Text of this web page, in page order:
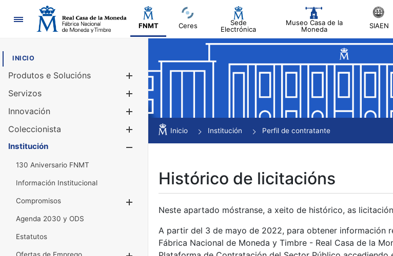
Navegación
FNMT Ceres
Sede
Electrónica
Museo Casa de la
Moneda
SIAEN
INICIO
Produtos e Solucións
Mostrar/Ocultar
Servizos
Innovación
Coleccionista
Mostrar/Ocultar
Institución
130 Aniversario FNMT
Información Institucional
Compromisos
Agenda 2030 y ODS
Estatutos
Inicio Institución Perfil de contratante
Histórico de licitacións
Neste apartado móstranse, a xeito de histórico, as
A partir del 3 de mayo de 2022, para obtener información
Fábrica Nacional de Moneda y Timbre - Real Casa de la